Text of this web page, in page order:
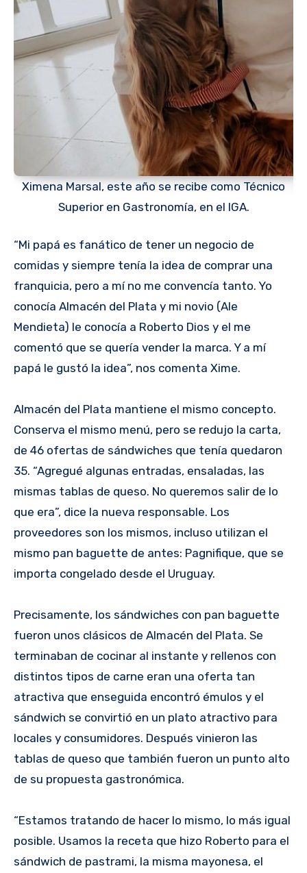
Ximena Marsal, este año se recibe como Técnico
Superior en Gastronomía, en el IGA.
“Mi papá es fanático de tener un negocio de
comidas y siempre tenía la idea de comprar una
franquicia, pero a mí no me convencía tanto. Yo
conocía Almacén del Plata y mi novio (Ale
Mendieta) le conocía a Roberto Dios y el me
comentó que se quería vender la marca. Y a mí
papá le gustó la idea”, nos comenta Xime.
Almacén del Plata mantiene el mismo concepto.
Conserva el mismo menú, pero se redujo la carta,
de 46 ofertas de sándwiches que tenía quedaron
35. “Agregué algunas entradas, ensaladas, las
mismas tablas de queso. No queremos salir de lo
que era”, dice la nueva responsable. Los
proveedores son los mismos, incluso utilizan el
mismo pan baguette de antes: Pagnifique, que se
importa congelado desde el Uruguay.
Precisamente, los sándwiches con pan baguette
fueron unos clásicos de Almacén del Plata. Se
terminaban de cocinar al instante y rellenos con
distintos tipos de carne eran una oferta tan
atractiva que enseguida encontró émulos y el
sándwich se convirtió en un plato atractivo para
locales y consumidores. Después vinieron las
tablas de queso que también fueron un punto alto
de su propuesta gastronómica.
“Estamos tratando de hacer lo mismo, lo más igual
posible. Usamos la receta que hizo Roberto para el
sándwich de pastrami, la misma mayonesa, el